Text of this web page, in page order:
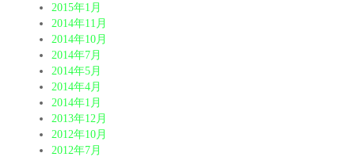
2015年1月
2014年11月
2014年10月
2014年7月
2014年5月
2014年4月
2014年1月
2013年12月
2012年10月
2012年7月